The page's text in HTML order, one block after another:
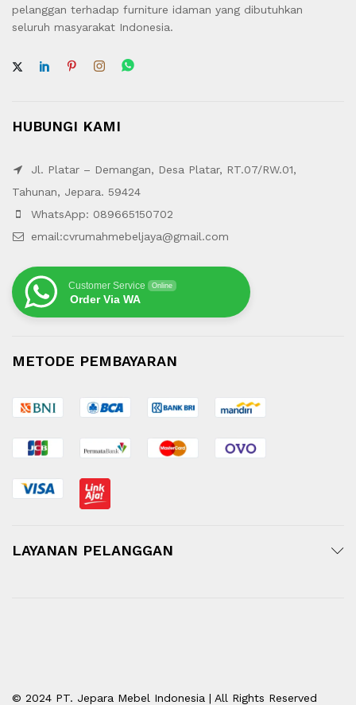
pelanggan terhadap furniture idaman yang dibutuhkan
seluruh masyarakat Indonesia.
HUBUNGI KAMI
Jl. Platar – Demangan, Desa Platar, RT.07/RW.01,
Tahunan, Jepara. 59424
WhatsApp: 089665150702
email:cvrumahmebeljaya@gmail.com
Customer Service Online
Order Via WA
METODE PEMBAYARAN
LAYANAN PELANGGAN
© 2024 PT. Jepara Mebel Indonesia | All Rights Reserved